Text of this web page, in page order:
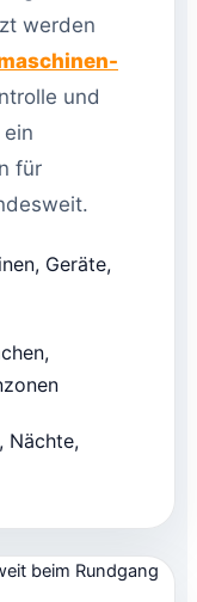
werden
und
für
Geräte,
Nächte,